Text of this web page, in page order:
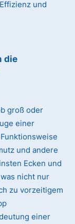
und
die
groß oder
einer
und andere
Ecken und
nicht nur
zu vorzeitigem
einer